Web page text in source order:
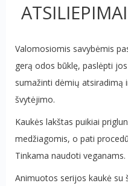
ATSILIEPIMAI
Valomosiomis savybėmis
gerą odos būklę, paslėpti
sumažinti dėmių atsiradimą
švytėjimo.
Kaukės lakštas puikiai
medžiagomis, o pati
Tinkama naudoti veganams.
Animuotos serijos kaukė su